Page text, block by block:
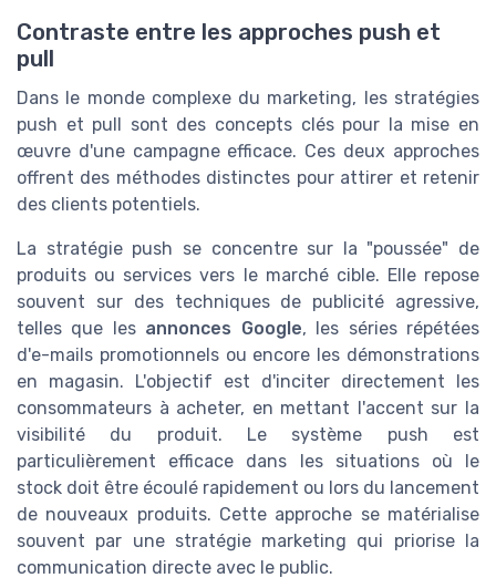
Contraste entre les approches push et
pull
Dans le monde complexe du marketing, les stratégies
push et pull sont des concepts clés pour la mise en
œuvre d'une campagne efficace. Ces deux approches
offrent des méthodes distinctes pour attirer et retenir
des clients potentiels.
La stratégie push se concentre sur la "poussée" de
produits ou services vers le marché cible. Elle repose
souvent sur des techniques de publicité agressive,
telles que les annonces Google, les séries répétées
d'e-mails promotionnels ou encore les démonstrations
en magasin. L'objectif est d'inciter directement les
consommateurs à acheter, en mettant l'accent sur la
visibilité du produit. Le système push est
particulièrement efficace dans les situations où le
stock doit être écoulé rapidement ou lors du lancement
de nouveaux produits. Cette approche se matérialise
souvent par une stratégie marketing qui priorise la
communication directe avec le public.